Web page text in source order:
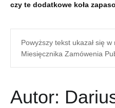
czy te dodatkowe koła
Powyższy tekst ukazał się
Miesięcznika Zamówenia
Autor: